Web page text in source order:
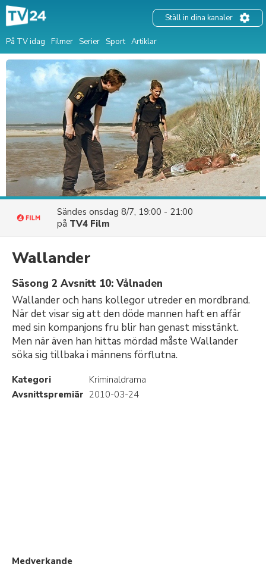
På TV idag Filmer Serier Sport Artiklar
Ställ in dina kanaler
Sändes onsdag 8/7, 19:00 - 21:00
på TV4 Film
Wallander
Säsong 2 Avsnitt 10: Vålnaden
Wallander och hans kollegor utreder en mordbrand.
När det visar sig att den döde mannen haft en affär
med sin kompanjons fru blir han genast misstänkt.
Men när även han hittas mördad måste Wallander
söka sig tillbaka i männens förflutna.
Kategori
Kriminaldrama
Avsnittspremiär 2010-03-24
Medverkande